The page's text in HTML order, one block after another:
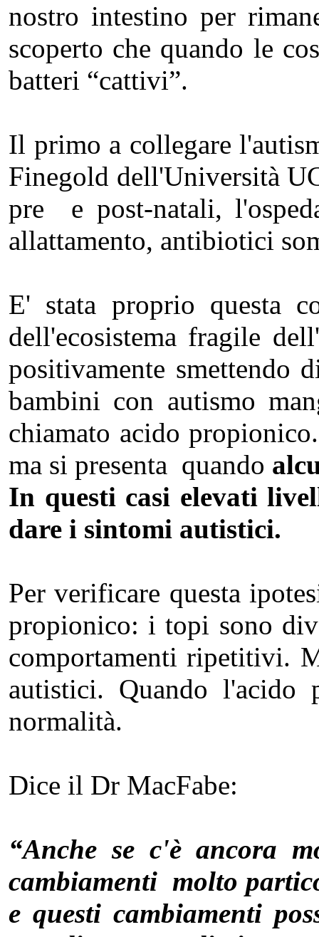
nostro intestino per
scoperto che quando le
batteri “cattivi”.
Il primo a collegare
Finegold dell'Università
pre e post-natali,
allattamento, antibiotici
E' stata proprio questa
dell'ecosistema fragile
positivamente smettendo
bambini con autismo
chiamato acido
ma si presenta quando
In questi casi elevati
dare i sintomi autistici.
Per verificare questa
propionico: i topi sono
comportamenti ripetitivi.
autistici. Quando l'acido
normalità.
Dice il Dr MacFabe:
“Anche se c'è ancora
cambiamenti molto
e questi cambiamenti